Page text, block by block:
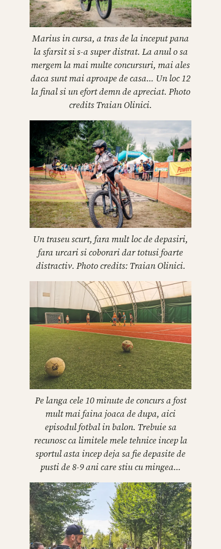
Marius in cursa, a tras de la inceput pana
la sfarsit si s-a super distrat. La anul o sa
mergem la mai multe concursuri, mai ales
daca sunt mai aproape de casa… Un loc 12
la final si un efort demn de apreciat. Photo
credits Traian Olinici.
Un traseu scurt, fara mult loc de depasiri,
fara urcari si coborari dar totusi foarte
distractiv. Photo credits: Traian Olinici.
Pe langa cele 10 minute de concurs a fost
mult mai faina joaca de dupa, aici
episodul fotbal in balon. Trebuie sa
recunosc ca limitele mele tehnice incep la
sportul asta incep deja sa fie depasite de
pusti de 8-9 ani care stiu cu mingea…